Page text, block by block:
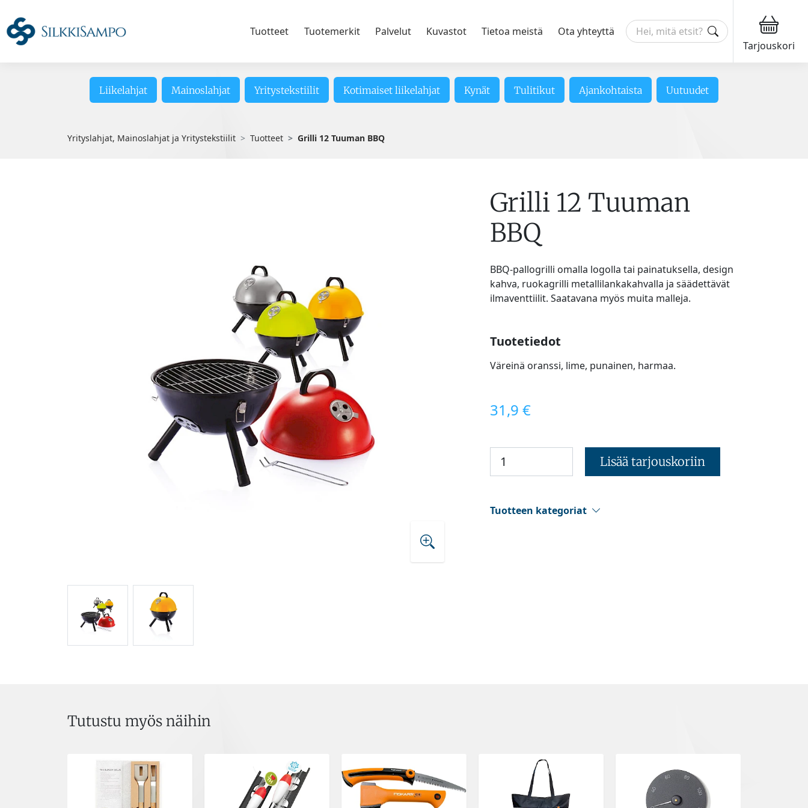
Tuotteet Tuotemerkit Palvelut Kuvastot Tietoa meistä
Ota yhteyttä
Tarjouskori
Liikelahjat Mainoslahjat Yritystekstiilit Kotimaiset liikelahjat Kynät Tulitikut Ajankohtaista Uutuudet
Yrityslahjat, Mainoslahjat ja Yritystekstiilit Tuotteet Grilli 12 Tuuman BBQ
Grilli 12 Tuuman
BBQ
BBQ-pallogrilli omalla logolla tai painatuksella, design
kahva, ruokagrilli metallilankakahvalla ja säädettävät
ilmaventtiilit. Saatavana myös muita malleja.
Tuotetiedot
Väreinä oranssi, lime, punainen, harmaa.
31,9 €
Lisää tarjouskoriin
Tuotteen kategoriat
Tutustu myös näihin